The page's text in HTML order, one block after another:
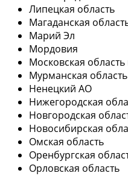
Липецкая область
Магаданская
Марий Эл
Мордовия
Московская
Мурманская область
Ненецкий АО
Нижегородская
Новгородская
Новосибирская
Омская область
Оренбургская
Орловская область